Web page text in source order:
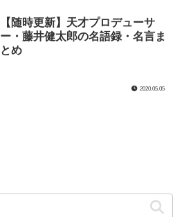
【随時更新】天才プロデューサ
ー・藤井健太郎の名語録・名言ま
とめ
2020.05.05